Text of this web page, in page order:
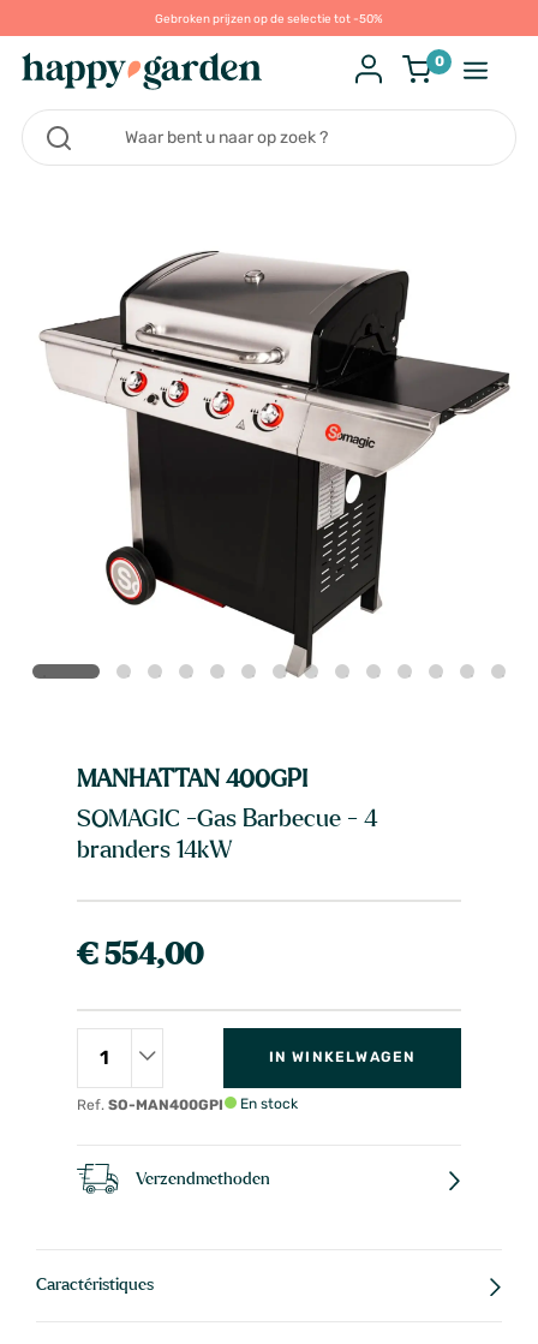
Gebroken prijzen op de selectie tot -50%
0
MANHATTAN 400GPI
SOMAGIC -Gas Barbecue - 4
branders 14kW
€ 554,00
Ref. SO-MAN400GPI
IN WINKELWAGEN
En stock
Verzendmethoden
Caractéristiques